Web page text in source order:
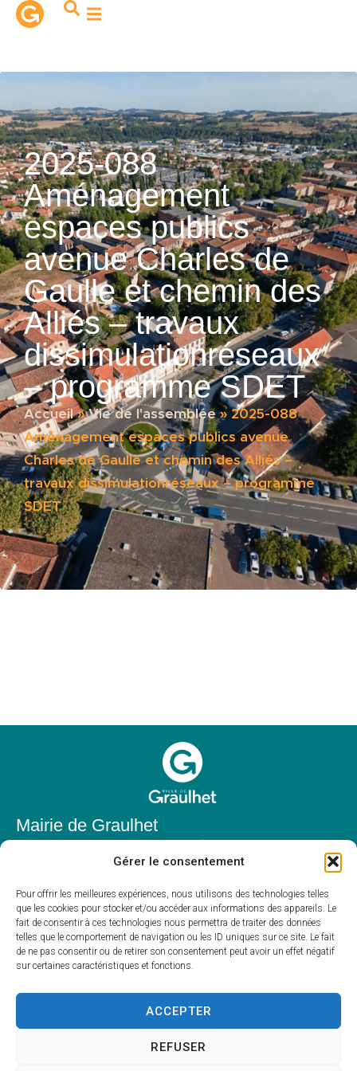
Gérer le consentement
Pour offrir les meilleures expériences, nous utilisons des technologies telles
que les cookies pour stocker et/ou accéder aux informations des appareils. Le
fait de consentir à ces technologies nous permettra de traiter des données
telles que le comportement de navigation ou les ID uniques sur ce site. Le fait
de ne pas consentir ou de retirer son consentement peut avoir un effet négatif
sur certaines caractéristiques et fonctions.
ACCEPTER
REFUSER
principal
2025-088
Aménagement
espaces publics
avenue Charles de
Gaulle et chemin des
Alliés – travaux
dissimulationréseaux
– programme SDET
Accueil»Vie de l'assemblée»2025-088
Aménagement espaces publics avenue
Charles de Gaulle et chemin des Alliés –
travaux dissimulationréseaux – programme
SDET
Mairie de Graulhet
81300 Graulhet
05 63 42 85 50
mairie@mairie-graulhet.fr
Horaires d'ouverture
Du lundi au vendredi :